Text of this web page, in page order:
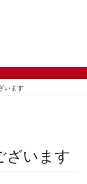
います
ざいます